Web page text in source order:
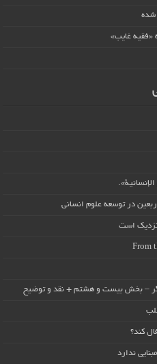
شده
«فقیه غایب»
در توسعه علوم انسانی
نزدیک است
From
– بخش بیست و هشتم + نقد و توضیح
کند؟
ندارد